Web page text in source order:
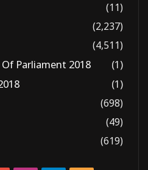
(11)
(2,237)
(4,511)
Parliament 2018
(1)
(1)
(698)
(49)
(619)